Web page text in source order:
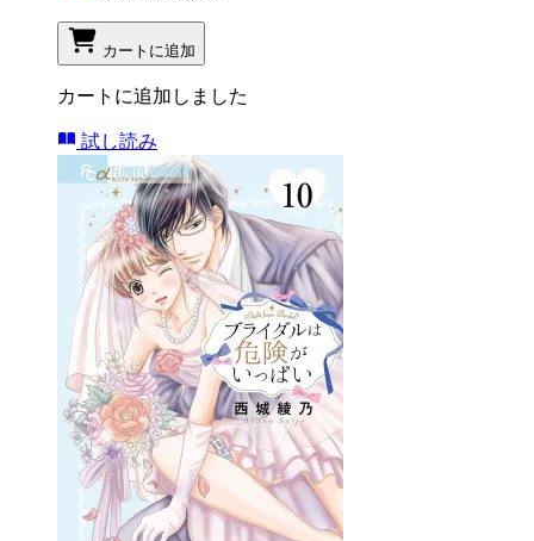
カートに追加
カートに追加しました
試し読み